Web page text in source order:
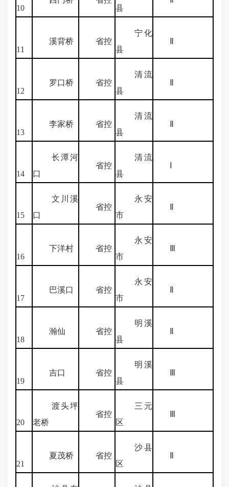
10
县
11
溪背桥 省控
宁化
县
12
罗口桥 省控
清流
县
13
李家桥 省控
清流
县
14
长潭河
口
省控
清流
县
15
文川溪
口
省控
永安
市
16
下洋村 省控
永安
市
17
巴溪口 省控
永安
市
18
瀚仙 省控
明溪
县
19
吉口 省控
明溪
县
20
渡头坪
老桥
省控
三元
区
21
夏茂桥 省控
沙县
区